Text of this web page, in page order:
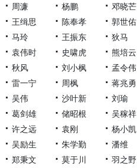
周濂
杨鹏
邓晓芒
王缉思
陈奉孝
郭世佑
马玲
王振东
狄马
袁伟时
史啸虎
熊培云
秋风
刘小枫
孟令伟
雷一宁
周枫
蒋兆勇
吴伟
沙叶新
刘瑜
葛剑雄
储昭根
吴稼祥
许之远
袁刚
杨小凯
吴励生
朱学勤
潘维
郑秉文
莫于川
羽之野